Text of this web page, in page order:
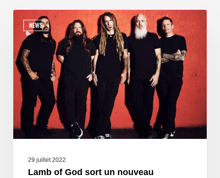
NEWS
29 juillet 2022
Lamb of God sort un nouveau